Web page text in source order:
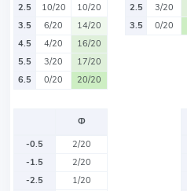
2.5
10/20
10/20
3.5
6/20
14/20
4.5
4/20
16/20
5.5
3/20
17/20
6.5
0/20 20/20
2.5
3/20
3.5
0/20
Ф
-0.5
2/20
-1.5
2/20
-2.5
1/20